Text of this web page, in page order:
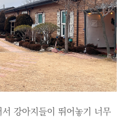
강아지들이 뛰어놓기 너무